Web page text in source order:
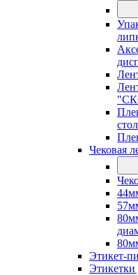
Чековая
Этикет-
Этикетки